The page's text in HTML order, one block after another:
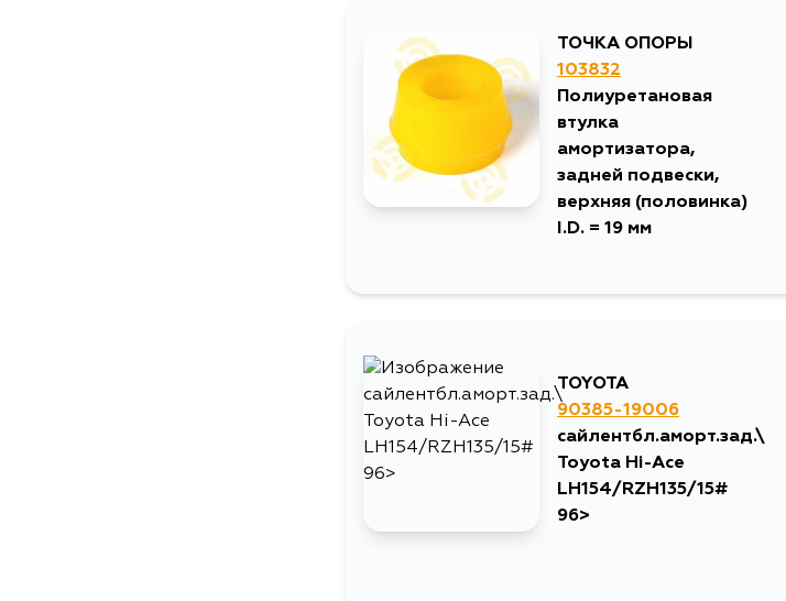
ТОЧКА ОПОРЫ
103832
Полиуретановая
втулка
амортизатора,
задней подвески,
верхняя (половинка)
I.D. = 19 мм
TOYOTA
90385-19006
сайлентбл.аморт.зад.\
Toyota Hi-Ace
LH154/RZH135/15#
96>